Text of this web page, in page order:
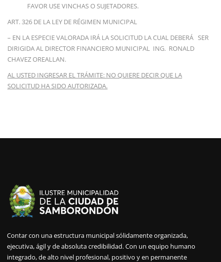
FAVOR USE VINCHAS O SUJETADORES.
ART. 326 DE LA LEY DE RÉGIMEN MUNICIPAL
– EN LA ESPECIE VALORADA IRÁ LA SOLICITUD LA CUAL DEBERÁ SER
DIRIGIDA AL DIRECTOR FINANCIERO MUNICIPAL ING. RONALD
CHAVEZ OREALLAN.
AL USTED INGRESAR EL TRÁMITE: NO QUIERE DECIR QUE LA
SOLICITUD HA SIDOAUTORIZADA.
Contar con una estructura municipal sólidamente organizada,
ejecutiva, ágil y de absoluta credibilidad. Con un equipo humano
integrado, de alto nivel profesional, positivo y en permanente